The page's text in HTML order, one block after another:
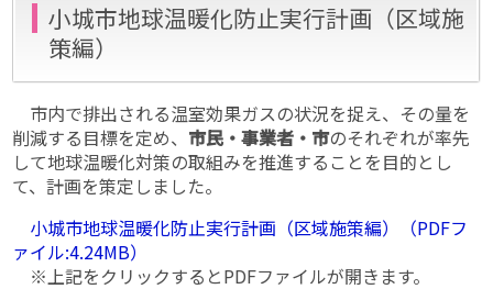
小城市地球温暖化防止実行計画（区域施
策編）
市内で排出される温室効果ガスの状況を捉え、その量を
削減する目標を定め、 市民・事業者・市のそれぞれが率先
して地球温暖化対策の取組みを推進することを目的とし
て、計画を策定しました。
小城市地球温暖化防止実行計画（区域施策編）（PDFフ
ァイル:4.24MB）
※上記をクリックするとPDFファイルが開きます。